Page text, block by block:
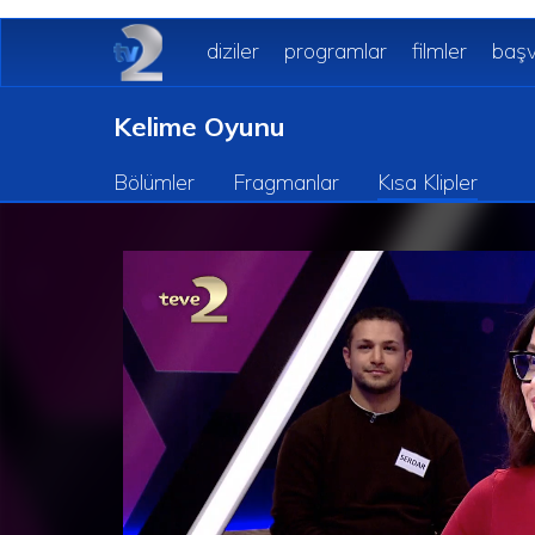
diziler programlar filmler
Kelime Oyunu
Bölümler Fragmanlar Kısa Klipler